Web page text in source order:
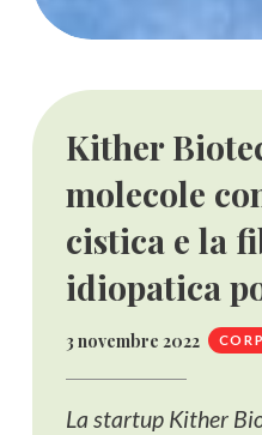
Kither
molecole
cistica e la
idiopatica
3 novembre 2022
La startup Kither